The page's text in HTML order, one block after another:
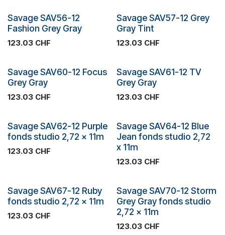
Plus de stock
Savage SAV56-12
Fashion Grey Gray
123.03 CHF Plus de stock
Savage SAV57-12 Grey
Gray Tint
123.03CHF
Plus de stock
Savage SAV60-12 Focus
Grey Gray
123.03 CHF Plus de stock
Savage SAV61-12 TV
Grey Gray
123.03CHF
Plus de stock
Savage SAV62-12 Purple
fonds studio 2,72 x 11m
123.03 CHF Plus de stock
Savage SAV64-12 Blue
Jean fonds studio 2,72
x 11m
123.03CHF
Savage SAV67-12 Ruby
fonds studio 2,72 x 11m
123.03 CHF
Savage SAV70-12 Storm
Grey Gray fonds studio
2,72 x 11m
123.03CHF